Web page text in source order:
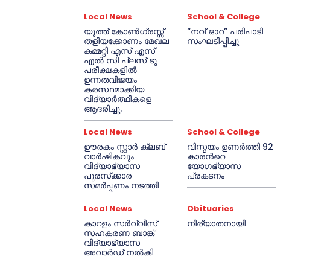
Local News
യൂത്ത് കോൺഗ്രസ്സ്
തളിയക്കോണം മേഖല
കമ്മറ്റി എസ് എസ്
എൽ സി പ്ലസ് ടു
പരീക്ഷകളിൽ
ഉന്നതവിജയം
കരസ്ഥമാക്കിയ
വിദ്യാർത്ഥികളെ
ആദരിച്ചു.
School & College
“നവ് ഓറ” പരിപാടി
സംഘടിപ്പിച്ചു
Local News
ഊരകം സ്റ്റാർ ക്ലബ്
വാർഷികവും
വിദ്യാഭ്യാസ
പുരസ്‌ക്കാര
സമർപ്പണം നടത്തി
School & College
വിസ്മയം ഉണർത്തി 92
കാരൻറെ
യോഗഭ്യാസ
പ്രകടനം
Local News
കാറളം സർവ്വീസ്
സഹകരണ ബാങ്ക്
വിദ്യാഭ്യാസ
അവാർഡ് നൽകി
Obituaries
നിര്യാതനായി